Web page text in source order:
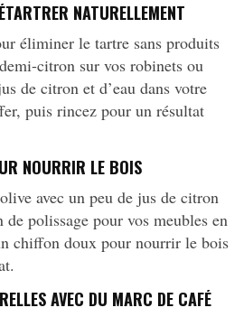
NATURELLEMENT
éliminer le tartre sans produits
citron sur vos robinets ou
de citron et d’eau dans votre
puis rincez pour un résultat
NOURRIR LE BOIS
avec un peu de jus de citron
polissage pour vos meubles en
chiffon doux pour nourrir le bois
AVEC DU MARC DE CAFÉ